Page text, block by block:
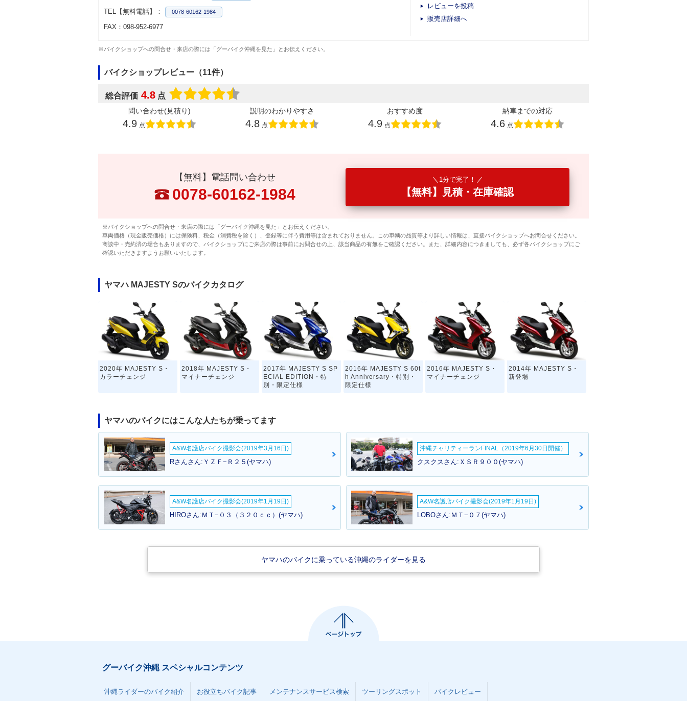
TEL【無料電話】： 0078-60162-1984
FAX：098-952-6977
レビューを投稿
販売店詳細へ
※バイクショップへの問合せ・来店の際には「グーバイク沖縄を見た」とお伝えください。
バイクショップレビュー（11件）
総合評価 4.8 点
問い合わせ(見積り)
4.9 点
説明のわかりやすさ
4.8 点
おすすめ度
4.9 点
納車までの対応
4.6 点
【無料】電話問い合わせ
0078-60162-1984
1分で完了！
【無料】見積・在庫確認
※バイクショップへの問合せ・来店の際には「グーバイク沖縄を見た」とお伝えください。
車両価格（現金販売価格）には保険料、税金（消費税を除く）、登録等に伴う費用等は含まれておりません。この車輌の品質等より詳しい情報は、直接バイクショップへお問合せください。
商談中・売約済の場合もありますので、バイクショップにご来店の際は事前にお問合せの上、該当商品の有無をご確認ください。また、詳細内容につきましても、必ず各バイクショップにご
確認いただきますようお願いいたします。
ヤマハ MAJESTY Sのバイクカタログ
2020年 MAJESTY S・
カラーチェンジ
2018年 MAJESTY S・
マイナーチェンジ
2017年 MAJESTY S SP
ECIAL EDITION・特
別・限定仕様
2016年 MAJESTY S 60t
h Anniversary・特別・
限定仕様
2016年 MAJESTY S・
マイナーチェンジ
2014年 MAJESTY S・
新登場
SMAX
ヤマハのバイクにはこんな人たちが乗ってます
A&W名護店バイク撮影会(2019年3月16日)
Rさんさん:ＹＺＦ−Ｒ２５(ヤマハ)
沖縄チャリティーランFINAL（2019年6月30日開催）
クスクスさん:ＸＳＲ９００(ヤマハ)
A&W名護店バイク撮影会(2019年1月19日)
HIROさん:ＭＴ−０３（３２０ｃｃ）(ヤマハ)
A&W名護店バイク撮影会(2019年1月19日)
LOBOさん:ＭＴ−０７(ヤマハ)
ヤマハのバイクに乗っている沖縄のライダーを見る
グーバイク沖縄 スペシャルコンテンツ
沖縄ライダーのバイク紹介 お役立ちバイク記事 メンテナンスサービス検索 ツーリングスポット バイクレビュー